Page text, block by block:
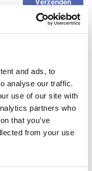
and ads, to
analyse our traffic.
use of our site with
partners who
that you’ve
from your use
glas en terug
cm